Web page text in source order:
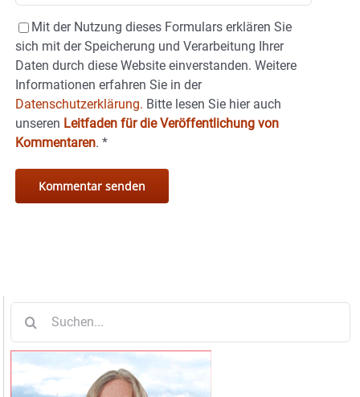
Mit der Nutzung dieses Formulars erklären Sie
sich mit der Speicherung und Verarbeitung Ihrer
Daten durch diese Website einverstanden. Weitere
Informationen erfahren Sie in der
Datenschutzerklärung. Bitte lesen Sie hier auch
unseren Leitfaden für die Veröffentlichung von
Kommentaren. *
nach: